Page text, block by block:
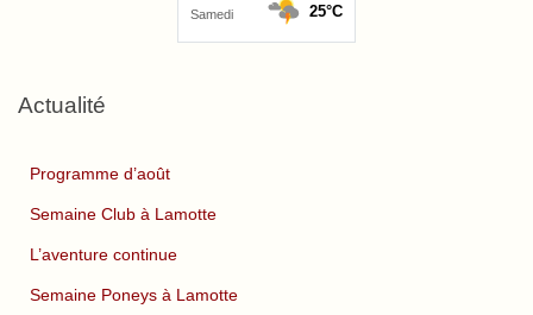
Actualité
Programme d’août
Semaine Club à Lamotte
L’aventure continue
Semaine Poneys à Lamotte